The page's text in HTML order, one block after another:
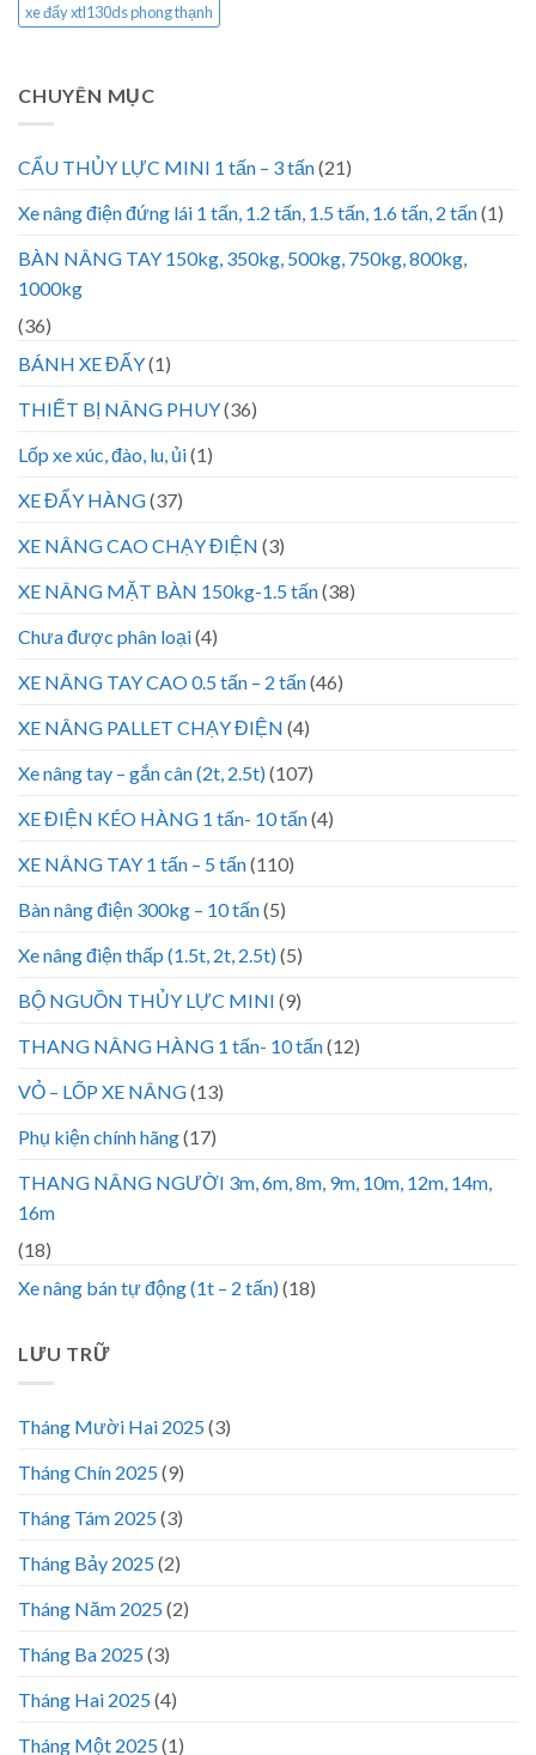
xe đẩy xtl130ds phong thạnh
CHUYÊN MỤC
CẨU THỦY LỰC MINI 1 tấn – 3 tấn(21)
Xe nâng điện đứng lái 1 tấn, 1.2 tấn, 1.5 tấn, 1.6 tấn, 2 tấn(1)
BÀN NÂNG TAY 150kg, 350kg, 500kg, 750kg, 800kg,
1000kg
(36)
BÁNH XE ĐẨY(1)
THIẾT BỊ NÂNG PHUY(36)
Lốp xe xúc, đào, lu, ủi(1)
XE ĐẨY HÀNG(37)
XE NÂNG CAO CHẠY ĐIỆN (3)
XE NÂNG MẶT BÀN 150kg-1.5 tấn(38)
Chưa được phân loại(4)
XE NÂNG TAY CAO 0.5 tấn – 2 tấn(46)
XE NÂNG PALLET CHẠY ĐIỆN (4)
Xe nâng tay – gắn cân (2t, 2.5t)(107)
XE ĐIỆN KÉO HÀNG 1 tấn- 10 tấn(4)
XE NÂNG TAY 1 tấn – 5 tấn(110)
Bàn nâng điện 300kg – 10 tấn(5)
Xe nâng điện thấp (1.5t, 2t, 2.5t)(5)
BỘ NGUỒN THỦY LỰC MINI (9)
THANG NÂNG HÀNG 1 tấn- 10 tấn(12)
VỎ – LỐP XE NÂNG(13)
Phụ kiện chính hãng(17)
THANG NÂNG NGƯỜI 3m, 6m, 8m, 9m, 10m, 12m, 14m,
16m
(18)
Xe nâng bán tự động (1t – 2 tấn)(18)
LƯU TRỮ
Tháng Mười Hai 2025(3)
Tháng Chín 2025(9)
Tháng Tám 2025(3)
Tháng Bảy 2025(2)
Tháng Năm 2025(2)
Tháng Ba 2025(3)
Tháng Hai 2025(4)
Tháng Một 2025(1)